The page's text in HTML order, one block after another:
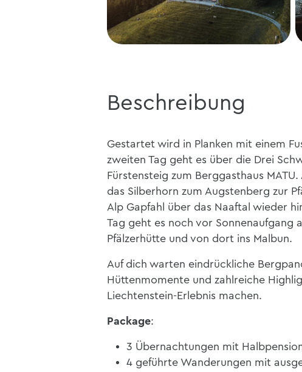
Beschreibung
Gestartet wird in Planken mit einem
zweiten Tag geht es über die Drei
Fürstensteig zum Berggasthaus
das Silberhorn zum Augstenberg zur
Alp Gapfahl über das Naaftal wieder
Tag geht es noch vor Sonnenaufgang
Pfälzerhütte und von dort ins Malbun.
Auf dich warten eindrückliche
Hüttenmomente und zahlreiche
Liechtenstein-Erlebnis machen.
Package:
3 Übernachtungen mit
4 geführte Wanderungen mit